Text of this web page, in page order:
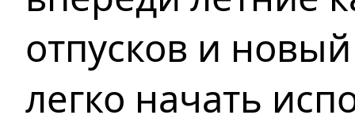
отпусков и
легко начать